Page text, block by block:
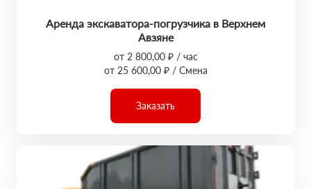
Аренда экскаватора-погрузчика в Верхнем
Авзяне
от 2 800,00 ₽ / час
от 25 600,00 ₽ / Смена
Заказать